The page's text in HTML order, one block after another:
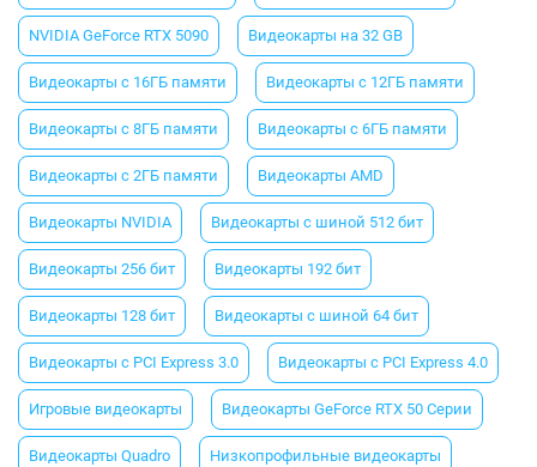
NVIDIA GeForce RTX 5090 Видеокарты на 32 GB
Видеокарты с 16ГБ памяти Видеокарты с 12ГБ памяти
Видеокарты с 8ГБ памяти Видеокарты с 6ГБ памяти
Видеокарты с 2ГБ памяти Видеокарты AMD
Видеокарты NVIDIA Видеокарты с шиной 512 бит
Видеокарты 256 бит Видеокарты 192 бит
Видеокарты 128 бит Видеокарты с шиной 64 бит
Видеокарты с PCI Express 3.0 Видеокарты с PCI Express 4.0
Игровые видеокарты Видеокарты GeForce RTX 50 Серии
Видеокарты Quadro Низкопрофильные видеокарты